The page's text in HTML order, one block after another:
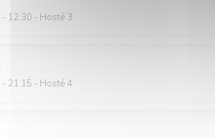
- 12:30 - Hosté 3
- 21:15 - Hosté 4